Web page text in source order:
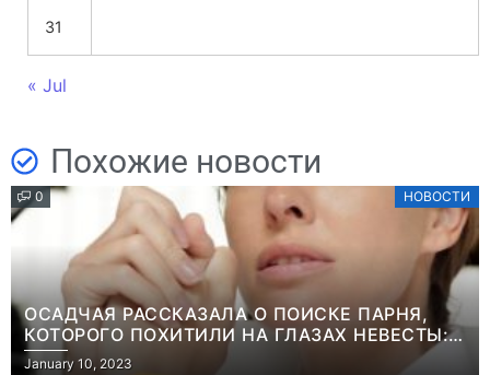
31
« Jul
Похожие новости
0 НОВОСТИ
ОСАДЧАЯ РАССКАЗАЛА О ПОИСКЕ ПАРНЯ,
КОТОРОГО ПОХИТИЛИ НА ГЛАЗАХ НЕВЕСТЫ:
“ОН ВЕСЬ УДАР ПРИНЯЛ НА СЕБЯ”
January 10, 2023